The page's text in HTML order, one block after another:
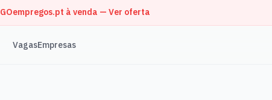
GOempregos.pt à venda — Ver oferta
VagasEmpresas